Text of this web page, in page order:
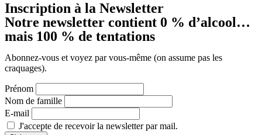
Inscription à la Newsletter
Notre newsletter contient 0 % d’alcool…
mais 100 % de tentations
Abonnez-vous et voyez par vous-même (on assume pas les
craquages).
Prénom
Nom de famille
E-mail
J'accepte de recevoir la newsletter par mail.